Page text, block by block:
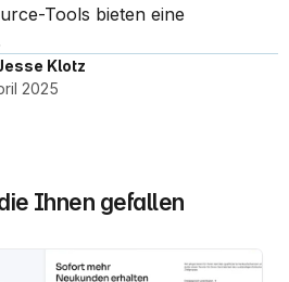
Tools bieten eine
Klotz
2025
Ihnen gefallen